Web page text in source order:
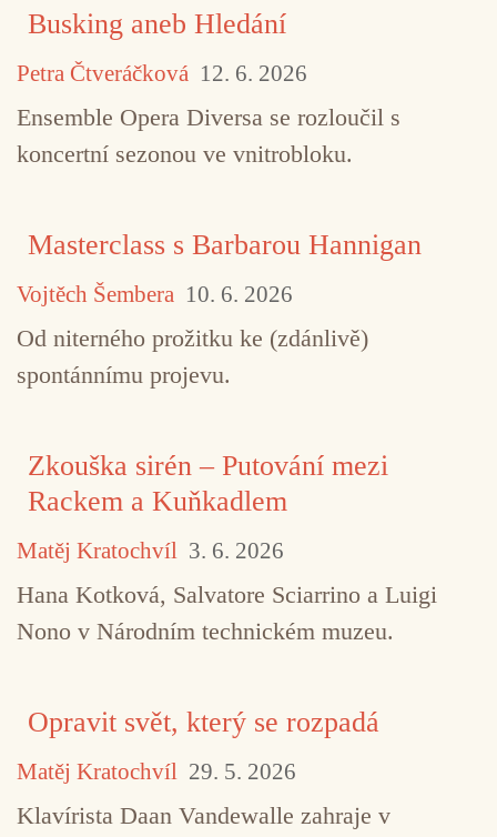
Busking aneb Hledání
Petra Čtveráčková 12. 6. 2026
Ensemble Opera Diversa se rozloučil s
koncertní sezonou ve vnitrobloku.
Masterclass s Barbarou Hannigan
Vojtěch Šembera 10. 6. 2026
Od niterného prožitku ke (zdánlivě)
spontánnímu projevu.
Zkouška sirén – Putování mezi
Rackem a Kuňkadlem
Matěj Kratochvíl 3. 6. 2026
Hana Kotková, Salvatore Sciarrino a Luigi
Nono v Národním technickém muzeu.
Opravit svět, který se rozpadá
Matěj Kratochvíl 29. 5. 2026
Klavírista Daan Vandewalle zahraje v